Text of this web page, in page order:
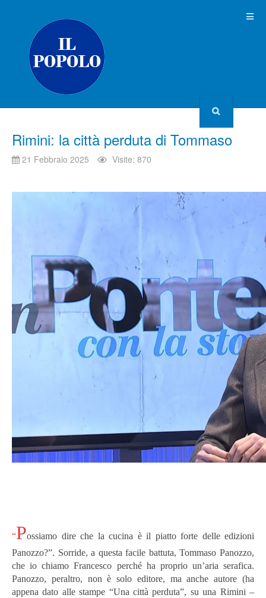
Rimini: la città perduta di Tommaso
21 Febbraio 2025 Visite: 870
“Possiamo dire che la cucina è il piatto forte delle edizioni
Panozzo?”. Sorride, a questa facile battuta, Tommaso Panozzo,
che io chiamo Francesco perché ha proprio un’aria serafica.
Panozzo, peraltro, non è solo editore, ma anche autore (ha
appena dato alle stampe “Una città perduta”, su una Rimini –